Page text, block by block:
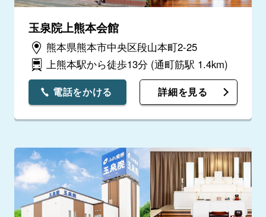
玉泉院上熊本会館
熊本県熊本市中央区段山本町2-25
上熊本駅から徒歩13分 (通町筋駅 1.4km)
電話をかける 詳細を見る